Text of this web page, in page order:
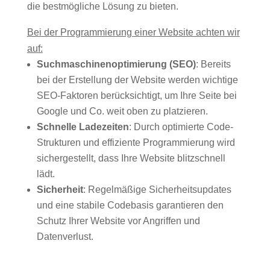
die bestmögliche Lösung zu bieten.
Bei der Programmierung einer Website achten wir
auf:
Suchmaschinenoptimierung (SEO): Bereits
bei der Erstellung der Website werden wichtige
SEO-Faktoren berücksichtigt, um Ihre Seite bei
Google und Co. weit oben zu platzieren.
Schnelle Ladezeiten: Durch optimierte Code-
Strukturen und effiziente Programmierung wird
sichergestellt, dass Ihre Website blitzschnell
lädt.
Sicherheit: Regelmäßige Sicherheitsupdates
und eine stabile Codebasis garantieren den
Schutz Ihrer Website vor Angriffen und
Datenverlust.